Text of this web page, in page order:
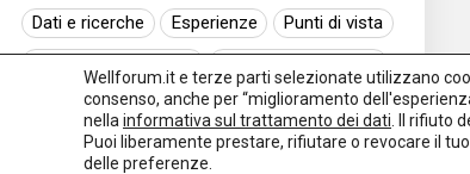
Dati e ricerche Esperienze
Punti di vista
Normativa europea
Rassegna normativa
I seminari di Welforum
Eventi
Wellforum.it e terze parti selezionate utilizzano
consenso, anche per “miglioramento
nella informativa sul trattamento dei dati . Il rifiuto
Puoi liberamente prestare, rifiutare o revocare il
delle preferenze.